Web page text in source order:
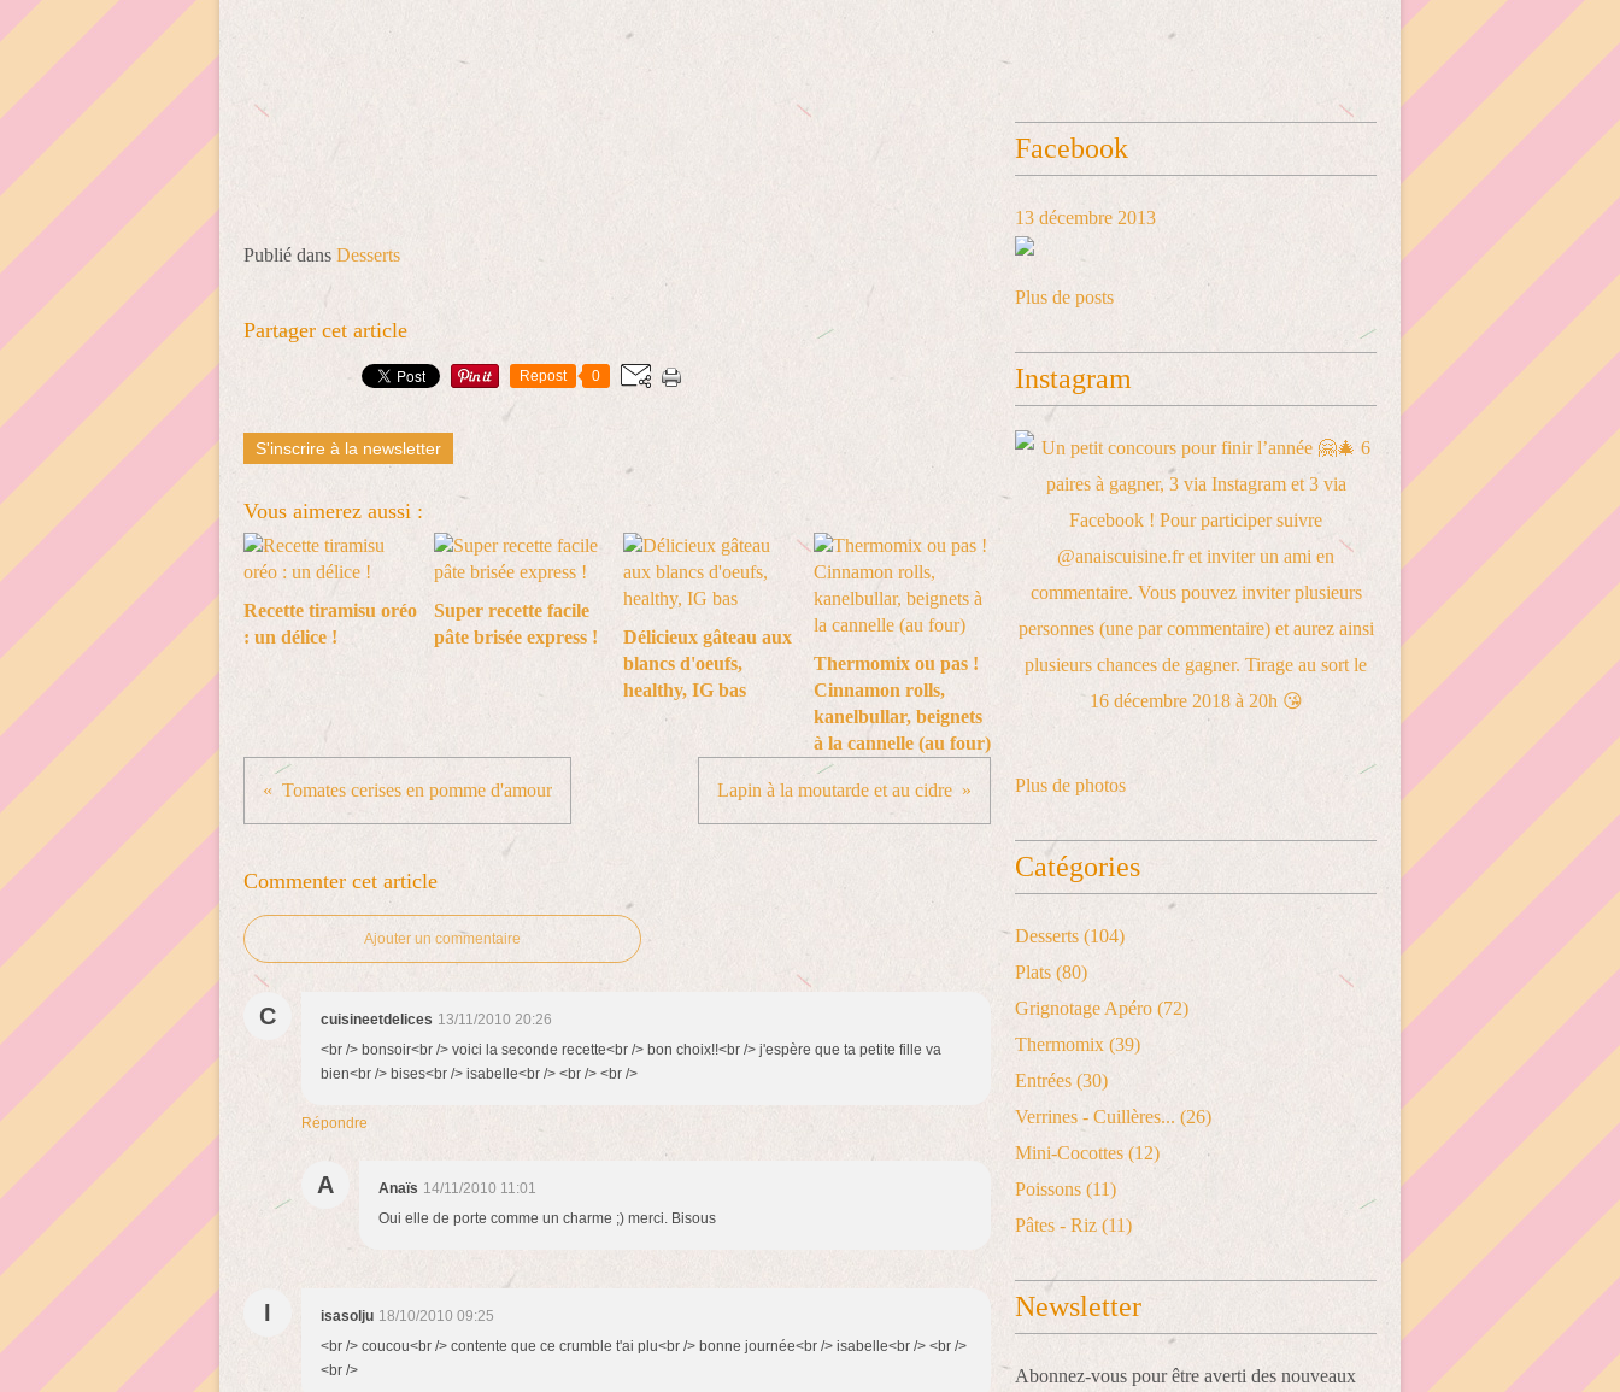
Publié dans Desserts
Partager cet article
Repost 0
S'inscrire à la newsletter
Vous aimerez aussi :
Recette tiramisu oréo
: un délice !
Super recette facile
pâte brisée express !
Délicieux gâteau aux
blancs d'oeufs,
healthy, IG bas
Thermomix ou pas !
Cinnamon rolls,
kanelbullar, beignets
à la cannelle (au four)
Tomates cerises en pomme d'amour Lapin à la moutarde et au cidre
Commenter cet article
Ajouter un commentaire
C cuisineetdelices 13/11/2010 20:26
<br /> bonsoir<br /> voici la seconde recette<br /> bon choix!!<br /> j'espère que ta petite fille va
bien<br /> bises<br /> isabelle<br /> <br /> <br />
Répondre
A Anaïs 14/11/2010 11:01
Oui elle de porte comme un charme ;) merci. Bisous
I isasolju 18/10/2010 09:25
<br /> coucou<br /> contente que ce crumble t'ai plu<br /> bonne journée<br /> isabelle<br /> <br />
<br />
Facebook
13 décembre 2013
Plus de posts
Instagram
Plus de photos
Catégories
Desserts (104)
Plats (80)
Grignotage Apéro (72)
Thermomix (39)
Entrées (30)
Verrines - Cuillères... (26)
Mini-Cocottes (12)
Poissons (11)
Pâtes - Riz (11)
Newsletter
Abonnez-vous pour être averti des nouveaux